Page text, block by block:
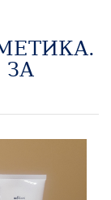
ЗА